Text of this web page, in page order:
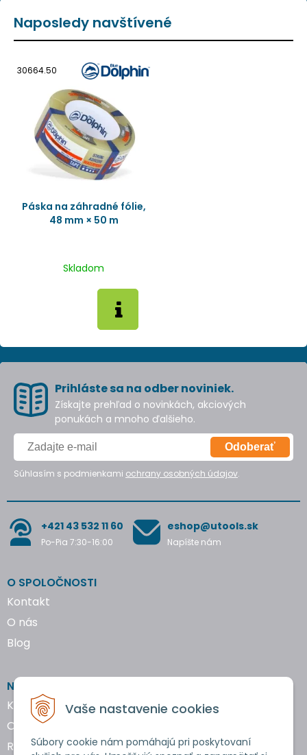
Vaše nastavenie cookies
Súbory cookie nám pomáhajú pri poskytovaní
Naposledy navštívené
30664.50
Páska na záhradné fólie,
48 mm × 50 m
Skladom
Prihláste sa na odber noviniek.
Získajte prehľad o novinkách, akciových
ponukách a mnoho ďalšieho.
Odoberať
Súhlasím s podmienkami ochrany osobných údajov.
+421 43 532 11 60
Po-Pia 7:30-16:00
eshop@utools.sk
Napíšte nám
O SPOLOČNOSTI
Kontakt
O nás
Blog
NAKUPOVANIE
Katalógy náradia
Obchodné podmienky
Reklamácie a vrátenie tovaru